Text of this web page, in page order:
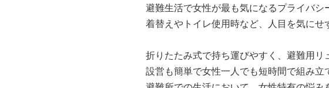
避難生活で女性が最も気になるプライバシ
着替えやトイレ使用時など、人目を気にせ
折りたたみ式で持ち運びやすく、避難用リ
設営も簡単で女性一人でも短時間で組み立